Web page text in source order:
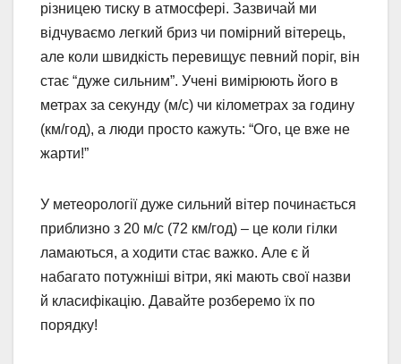
різницею тиску в атмосфері. Зазвичай ми
відчуваємо легкий бриз чи помірний вітерець,
але коли швидкість перевищує певний поріг, він
стає “дуже сильним”. Учені вимірюють його в
метрах за секунду (м/с) чи кілометрах за годину
(км/год), а люди просто кажуть: “Ого, це вже не
жарти!”
У метеорології дуже сильний вітер починається
приблизно з 20 м/с (72 км/год) – це коли гілки
ламаються, а ходити стає важко. Але є й
набагато потужніші вітри, які мають свої назви
й класифікацію. Давайте розберемо їх по
порядку!